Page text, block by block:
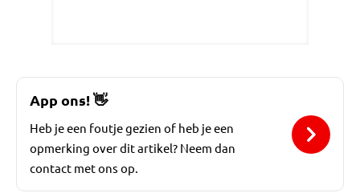
App ons!👋
Heb je een foutje gezien of heb je een
opmerking over dit artikel? Neem dan
contact met ons op.